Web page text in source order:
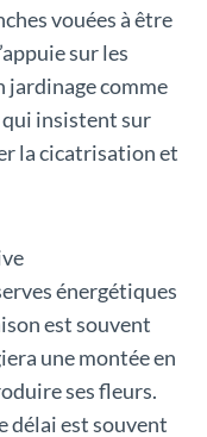
vouées à être
sur les
jardinage comme
insistent sur
la cicatrisation et
énergétiques
est souvent
une montée en
ses fleurs.
délai est souvent